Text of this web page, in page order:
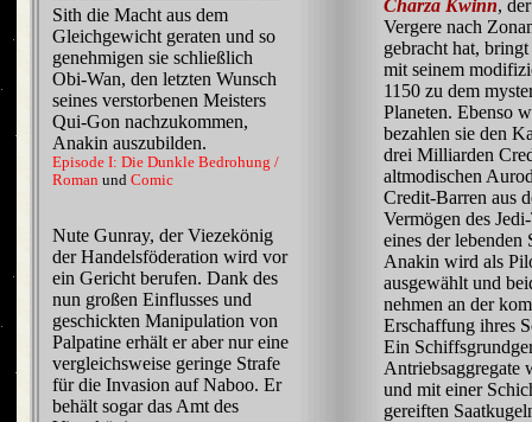
Sith die Macht aus dem
Gleichgewicht geraten und so
genehmigen sie schließlich
Obi-Wan, den letzten Wunsch
seines verstorbenen Meisters
Qui-Gon nachzukommen,
Anakin auszubilden.
Episode I: Die Dunkle Bedrohung /
Roman undComic
Nute Gunray, der Viezekönig
der Handelsföderation wird vor
ein Gericht berufen. Dank des
nun großen Einflusses und
geschickten Manipulation von
Palpatine erhält er aber nur eine
vergleichsweise geringe Strafe
für die Invasion auf Naboo. Er
behält sogar das Amt des
Charza Kwinn,
Vergere nach
gebracht hat,
mit seinem
1150 zu dem
Planeten. Ebenso
bezahlen sie den
drei Milliarden
altmodischen
Credit-Barren aus
Vermögen des
eines der lebenden
Anakin wird als
ausgewählt und
nehmen an der
Erschaffung ihres
Ein
Antriebsaggregate
und mit einer
gereiften